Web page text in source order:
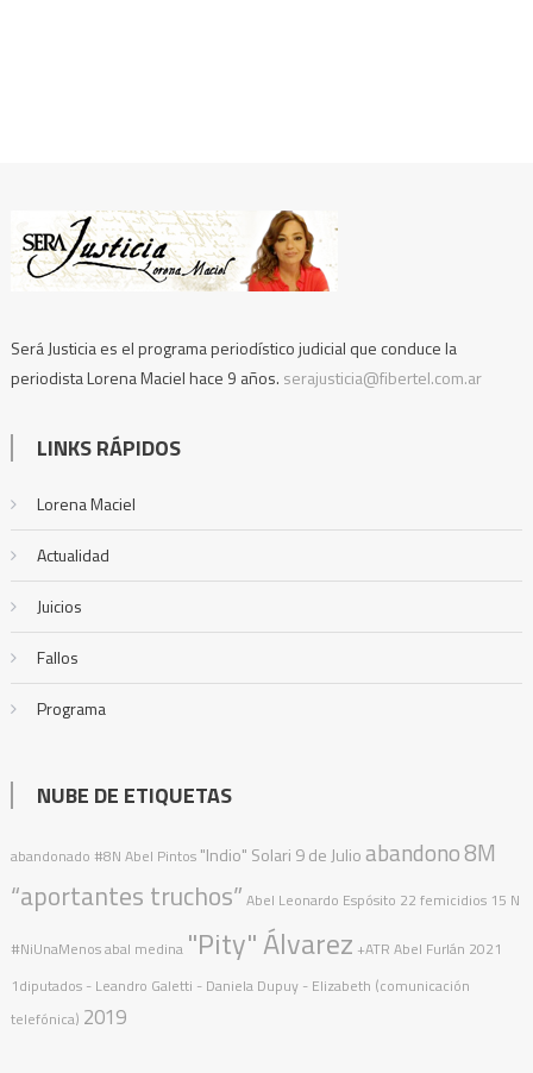
Será Justicia es el programa periodístico judicial que conduce la
periodista Lorena Maciel hace 9 años. serajusticia@fibertel.com.ar
LINKS RÁPIDOS
Lorena Maciel
Actualidad
Juicios
Fallos
Programa
NUBE DE ETIQUETAS
abandonado #8N Abel Pintos "Indio" Solari 9 de Julioabandono8M
“aportantes truchos” Abel Leonardo Espósito 22 femicidios 15 N
#NiUnaMenosabal medina "Pity" Álvarez +ATR Abel Furlán 2021
1diputados - Leandro Galetti - Daniela Dupuy - Elizabeth (comunicación
telefónica) 2019